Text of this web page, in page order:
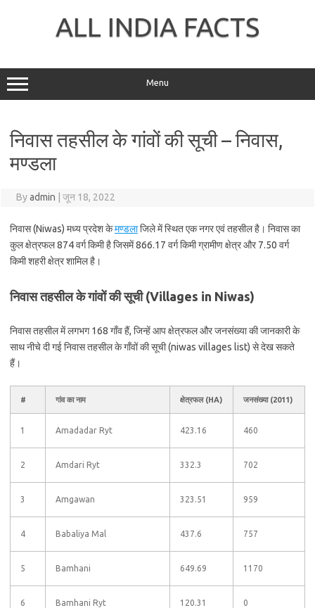
ALL INDIA FACTS
Menu
निवास तहसील के गांवों की सूची – निवास,
मण्डला
Byadmin जून 18, 2022
निवास (Niwas) मध्य प्रदेश केमण्डलाजिले में स्थित एक नगर एवं तहसील है। निवास का
कुल क्षेत्रफल 874 वर्ग किमी है जिसमें 866.17 वर्ग किमी ग्रामीण क्षेत्र और 7.50 वर्ग
किमी शहरी क्षेत्र शामिल है।
निवास तहसील के गांवों की सूची (Villages in Niwas)
निवास तहसील में लगभग 168 गाँव हैं, जिन्हें आप क्षेत्रफल और जनसंख्या की जानकारी के
साथ नीचे दी गई निवास तहसील के गाँवों की सूची (niwas villages list) से देख सकते
हैं।
# गांव का नाम क्षेत्रफल (HA) जनसंख्या (2011)
1 Amadadar Ryt 423.16 460
2 Amdari Ryt 332.3 702
3 Amgawan 323.51 959
4 Babaliya Mal 437.6 757
5 Bamhani 649.69 1170
6 Bamhani Ryt 120.31 0